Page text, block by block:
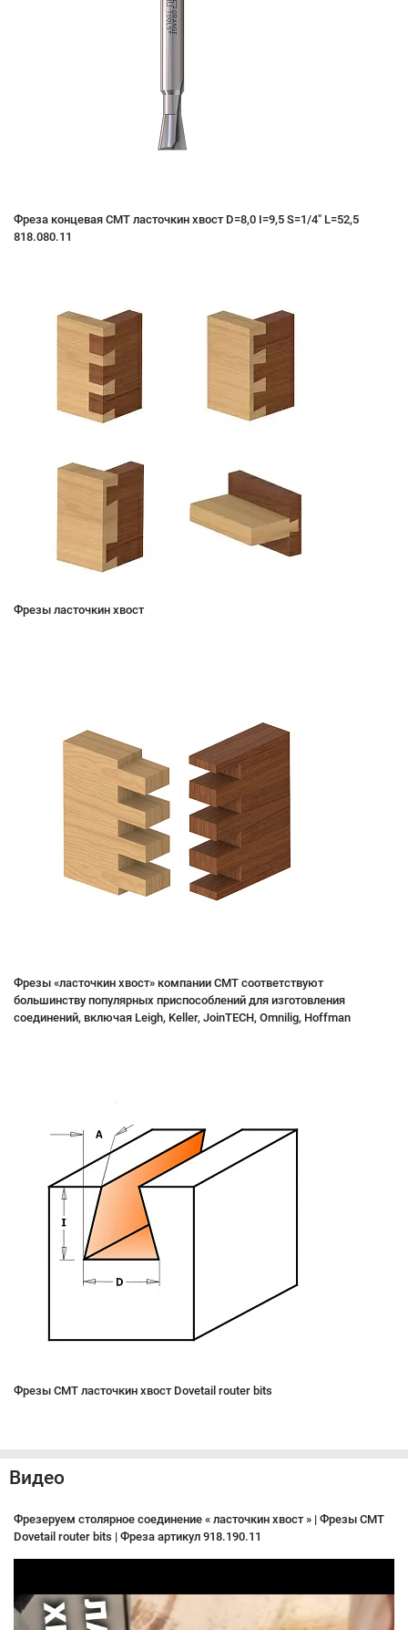
Фреза концевая CMT ласточкин хвост D=8,0 I=9,5 S=1/4" L=52,5
818.080.11
Фрезы ласточкин хвост
Фрезы «ласточкин хвост» компании CMT соответствуют
большинству популярных приспособлений для изготовления
соединений, включая Leigh, Keller, JoinTECH, Omnilig, Hoffman
Фрезы CMT ласточкин хвост Dovetail router bits
Видео
Фрезеруем столярное соединение « ласточкин хвост » | Фрезы CMT
Dovetail router bits | Фреза артикул 918.190.11